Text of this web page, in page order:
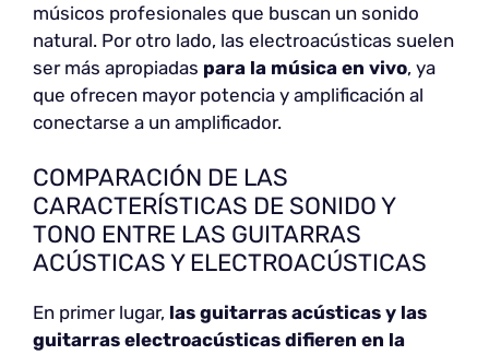
músicos profesionales que buscan un sonido
natural. Por otro lado, las electroacústicas suelen
ser más apropiadas para la música en vivo, ya
que ofrecen mayor potencia y amplificación al
conectarse a un amplificador.
COMPARACIÓN DE LAS
CARACTERÍSTICAS DE SONIDO Y
TONO ENTRE LAS GUITARRAS
ACÚSTICAS Y ELECTROACÚSTICAS
En primer lugar, las guitarras acústicas y las
guitarras electroacústicas difieren en la